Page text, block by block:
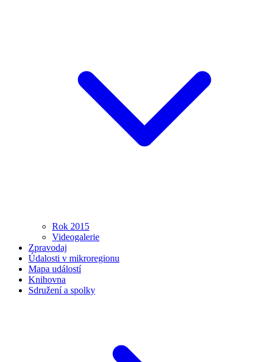
Rok 2015
Videogalerie
Zpravodaj
Údalosti v mikroregionu
Mapa událostí
Knihovna
Sdružení a spolky